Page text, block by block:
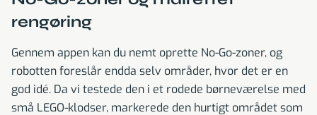
rengøring
Gennem appen kan du nemt oprette No-Go-zoner, og
robotten foreslår endda selv områder, hvor det er en
god idé. Da vi testede den i et rodede børneværelse med
små LEGO-klodser, markerede den hurtigt området som